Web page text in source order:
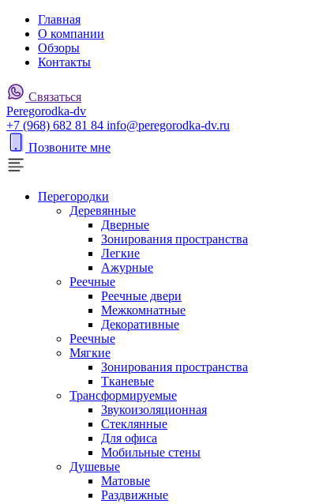
Главная
О компании
Обзоры
Контакты
Связаться
Peregorodka-dv
+7 (968) 682 81 84 info@peregorodka-dv.ru
Позвоните мне
Перегородки
Деревянные
Дверные
Зонирования пространства
Легкие
Ажурные
Реечные
Реечные двери
Межкомнатные
Декоративные
Реечные
Мягкие
Зонирования пространства
Тканевые
Трансформируемые
Звукоизоляционная
Стеклянные
Для офиса
Мобильные стены
Душевые
Матовые
Раздвижные